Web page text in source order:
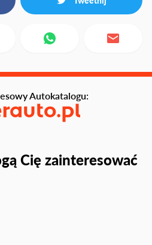
Cię zainteresować
Autokatalogu: